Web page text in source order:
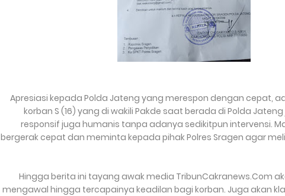
Apresiasi kepada Polda Jateng yang merespon dengan cepat,
korban S (16) yang di wakili Pakde saat berada di Polda
responsif juga humanis tanpa adanya sedikitpun intervensi.
bergerak cepat dan meminta kepada pihak Polres Sragen agar
Hingga berita ini tayang awak media TribunCakranews.Com
mengawal hingga tercapainya keadilan bagi korban. Juga akan